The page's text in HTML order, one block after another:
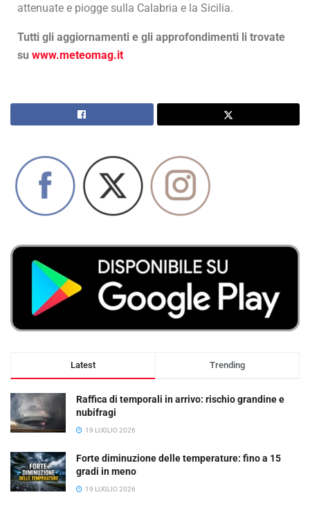
attenuate e piogge sulla Calabria e la Sicilia.
Tutti gli aggiornamenti e gli approfondimenti li trovate
su www.meteomag.it
Latest Trending
Raffica di temporali in arrivo: rischio grandine e
nubifragi
19 LUGLIO 2026
Forte diminuzione delle temperature: fino a 15
gradi in meno
19 LUGLIO 2026